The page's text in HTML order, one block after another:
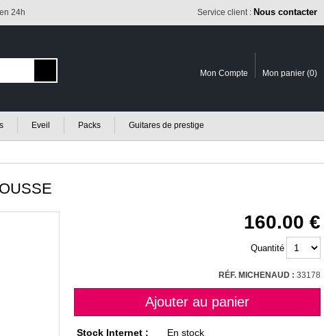
24h Service client : Nous contacter
Mon Compte Mon panier (0)
Eveil Packs Guitares de prestige
160.00
Quantité
RÉF. MICHENAUD : 33178
Stock Internet :
En stock